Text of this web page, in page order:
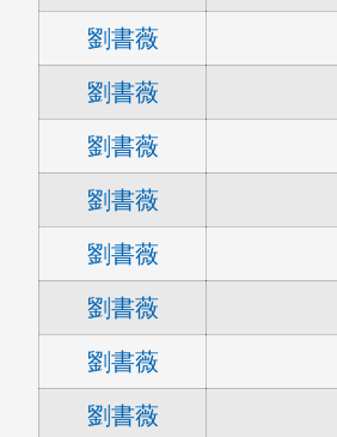
劉書薇
劉書薇
劉書薇
劉書薇
劉書薇
劉書薇
劉書薇
劉書薇